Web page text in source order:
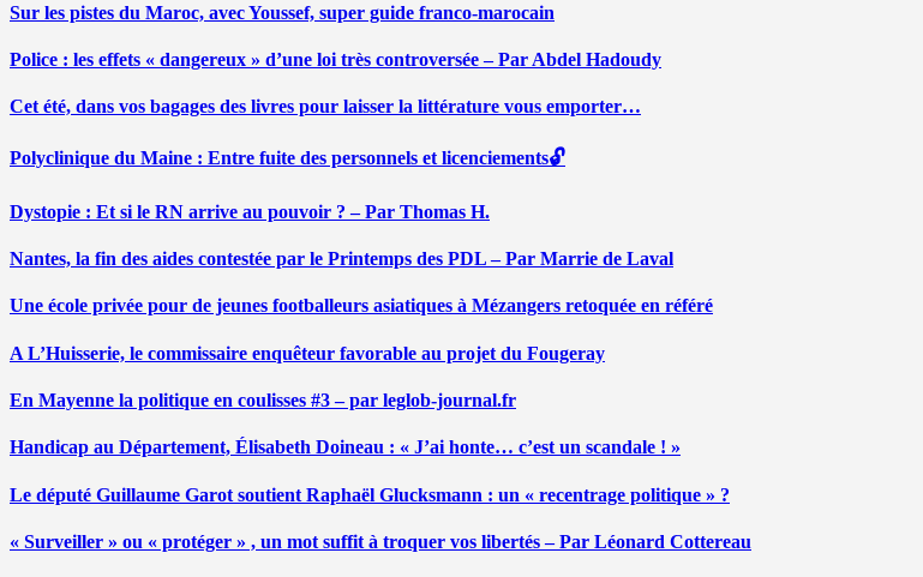
Sur les pistes du Maroc, avec Youssef, super guide franco-marocain
Police : les effets « dangereux » d’une loi très controversée – Par Abdel Hadoudy
Cet été, dans vos bagages des livres pour laisser la littérature vous emporter…
Polyclinique du Maine : Entre fuite des personnels et licenciements🔓
Dystopie : Et si le RN arrive au pouvoir ? – Par Thomas H.
Nantes, la fin des aides contestée par le Printemps des PDL – Par Marrie de Laval
Une école privée pour de jeunes footballeurs asiatiques à Mézangers retoquée en référé
A L’Huisserie, le commissaire enquêteur favorable au projet du Fougeray
En Mayenne la politique en coulisses #3 – par leglob-journal.fr
Handicap au Département, Élisabeth Doineau : « J’ai honte… c’est un scandale ! »
Le député Guillaume Garot soutient Raphaël Glucksmann : un « recentrage politique » ?
« Surveiller » ou « protéger » , un mot suffit à troquer vos libertés – Par Léonard Cottereau